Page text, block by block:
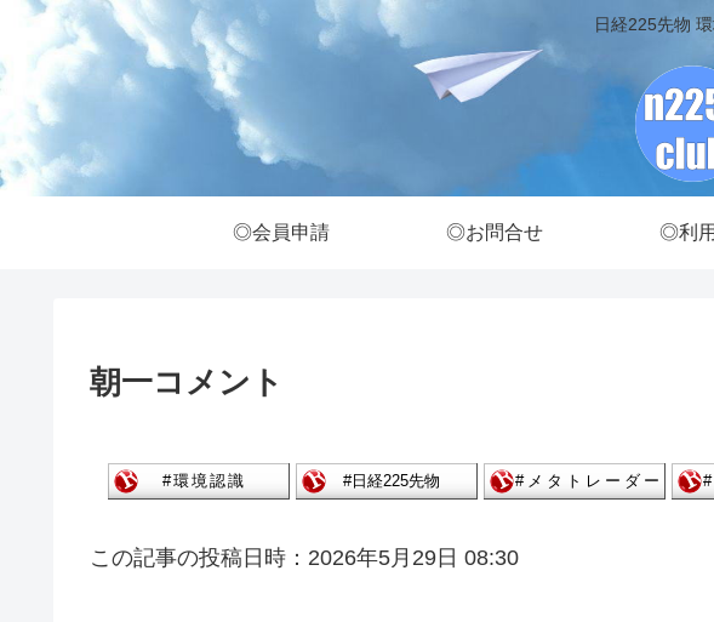
日経225先物
◎会員申請 ◎お問合せ ◎利
朝一コメント
この記事の投稿日時：2026年5月29日 08:30